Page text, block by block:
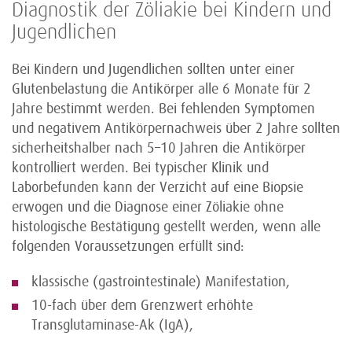
Diagnostik der Zöliakie bei Kindern und
Jugendlichen
Bei Kindern und Jugendlichen sollten unter einer
Glutenbelastung die Antikörper alle 6 Monate für 2
Jahre bestimmt werden. Bei fehlenden Symptomen
und negativem Antikörpernachweis über 2 Jahre sollten
sicherheitshalber nach 5–10 Jahren die Antikörper
kontrolliert werden. Bei typischer Klinik und
Laborbefunden kann der Verzicht auf eine Biopsie
erwogen und die Diagnose einer Zöliakie ohne
histologische Bestätigung gestellt werden, wenn alle
folgenden Voraussetzungen erfüllt sind:
klassische (gastrointestinale) Manifestation,
10-fach über dem Grenzwert erhöhte
Transglutaminase-Ak (IgA),